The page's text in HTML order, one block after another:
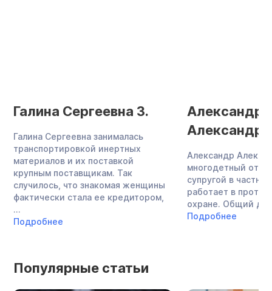
Галина Сергеевна З.
Галина Сергеевна занималась
транспортировкой инертных
материалов и их поставкой
крупным поставщикам. Так
случилось, что знакомая женщины
фактически стала ее кредитором,
...
Подробнее
Александр
Александр
многодетный
супругой в
работает в
охране. Общий
Подробнее
Популярные статьи